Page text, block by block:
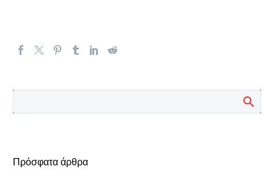
Πρόσφατα άρθρα